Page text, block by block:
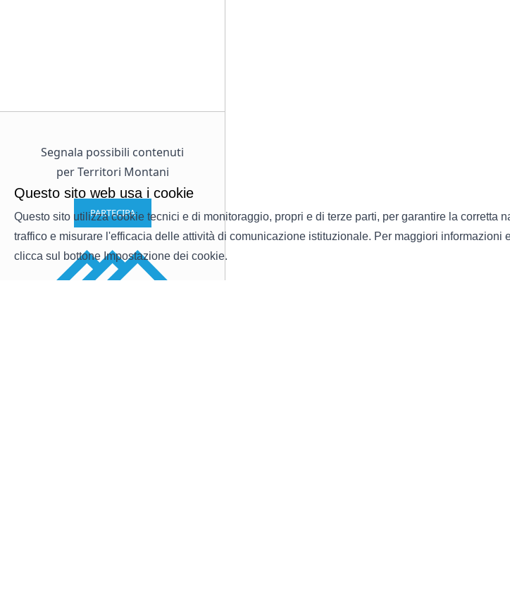
Segnala possibili contenuti
per Territori Montani
PARTECIPA
Questo sito web usa i cookie
Questo sito utilizza cookie tecnici e di monitoraggio, propri e di terze parti, per garantire la corretta
traffico e misurare l'efficacia delle attività di comunicazione istituzionale. Per maggiori informazioni
clicca sul bottone Impostazione dei cookie.